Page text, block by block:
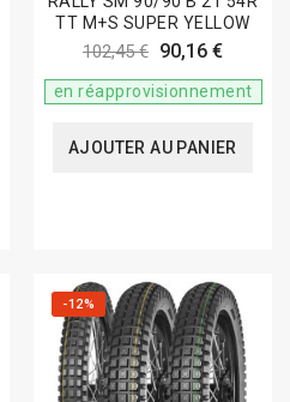
TT M+S SUPER YELLOW
102,45 € 90,16 €
en réapprovisionnement
AJOUTER AU PANIER
-12%